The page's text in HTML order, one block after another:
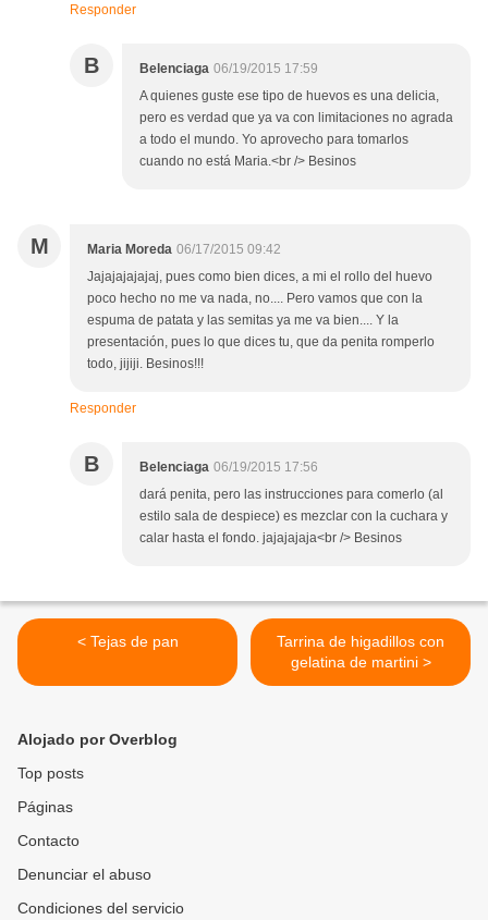
Responder
B Belenciaga 06/19/2015 17:59
A quienes guste ese tipo de huevos es una delicia,
pero es verdad que ya va con limitaciones no agrada
a todo el mundo. Yo aprovecho para tomarlos
cuando no está Maria.<br /> Besinos
M Maria Moreda 06/17/2015 09:42
Jajajajajajaj, pues como bien dices, a mi el rollo del huevo
poco hecho no me va nada, no.... Pero vamos que con la
espuma de patata y las semitas ya me va bien.... Y la
presentación, pues lo que dices tu, que da penita romperlo
todo, jijiji. Besinos!!!
Responder
B Belenciaga 06/19/2015 17:56
dará penita, pero las instrucciones para comerlo (al
estilo sala de despiece) es mezclar con la cuchara y
calar hasta el fondo. jajajajaja<br /> Besinos
< Tejas de pan
Tarrina de higadillos con
gelatina de martini >
Alojado por Overblog
Top posts
Páginas
Contacto
Denunciar el abuso
Condiciones del servicio